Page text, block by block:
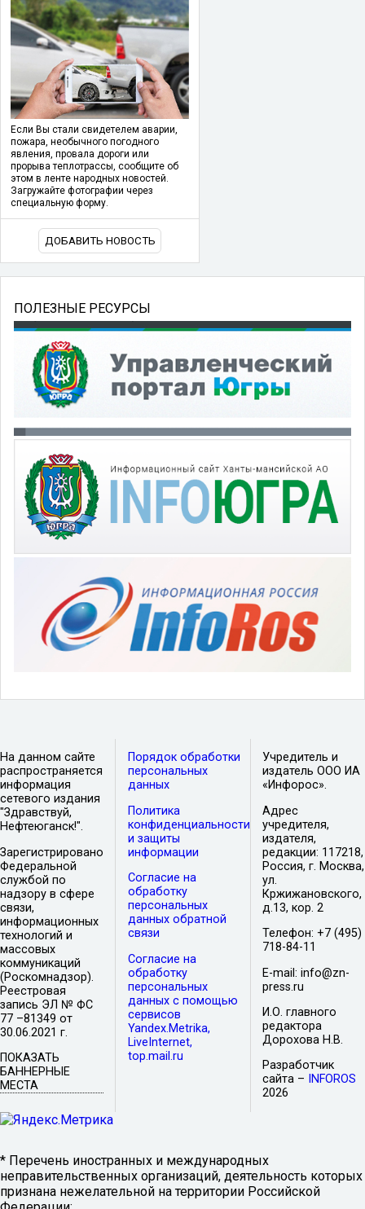
Если Вы стали свидетелем аварии,
пожара, необычного погодного
явления, провала дороги или
прорыва теплотрассы, сообщите об
этом в ленте народных новостей.
Загружайте фотографии через
специальную форму.
ДОБАВИТЬ НОВОСТЬ
ПОЛЕЗНЫЕ РЕСУРСЫ
На данном сайте
распространяется
информация
сетевого издания
"Здравствуй,
Нефтеюганск!".
Зарегистрировано
Федеральной
службой по
надзору в сфере
связи,
информационных
технологий и
массовых
коммуникаций
(Роскомнадзор).
Реестровая
запись ЭЛ № ФС
77 –81349 от
30.06.2021 г.
ПОКАЗАТЬ
БАННЕРНЫЕ
МЕСТА
Порядок обработки
персональных
данных
Политика
конфиденциальности
и защиты
информации
Согласие на
обработку
персональных
данных обратной
связи
Согласие на
обработку
персональных
данных с помощью
сервисов
Yandex.Metrika,
LiveInternet,
top.mail.ru
Учредитель и
издатель ООО ИА
«Инфорос».
Адрес
учредителя,
издателя,
редакции: 117218,
Россия, г. Москва,
ул.
Кржижановского,
д.13, кор. 2
Телефон: +7 (495)
718-84-11
E-mail: info@zn-
press.ru
И.О. главного
редактора
Дорохова Н.В.
Разработчик
сайта –
INFOROS
2026
* Перечень иностранных и международных
неправительственных организаций, деятельность которых
признана нежелательной на территории Российской